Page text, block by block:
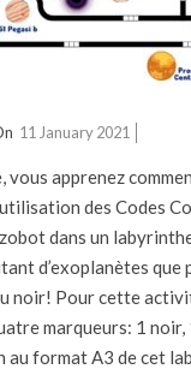
11 January 2021
apprenez
des Codes
dans un
d’exoplanètes que
noir! Pour cette
marqueurs: 1 noir,
au format A3 de cet